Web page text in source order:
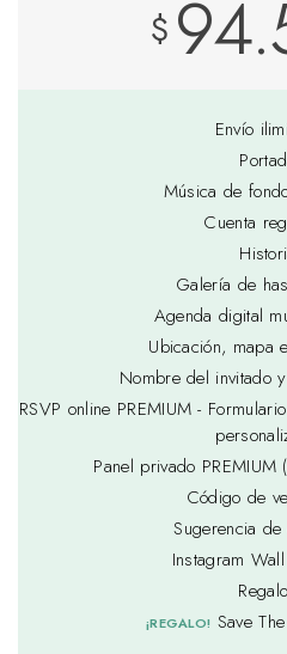
$
Envío
Música de
Cuenta
Galería de
Agenda digital
Ubicación, mapa
Nombre del invitado
RSVP online PREMIUM -
Panel privado PREMIUM
Código de
Sugerencia de
Instagram
¡REGALO! Save